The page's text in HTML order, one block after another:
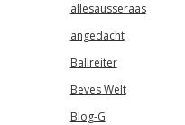
allesausseraas
angedacht
Ballreiter
Beves Welt
Blog-G